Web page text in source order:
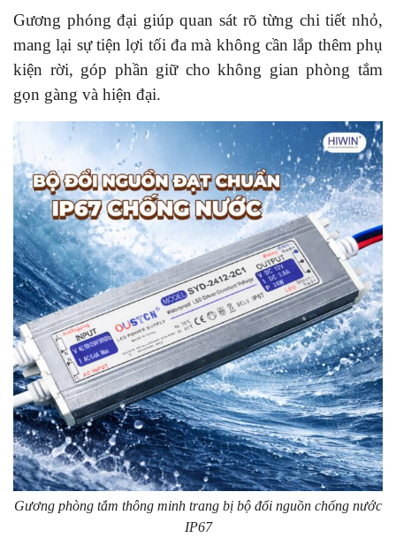
Gương phóng đại giúp quan sát rõ từng chi tiết nhỏ,
mang lại sự tiện lợi tối đa mà không cần lắp thêm phụ
kiện rời, góp phần giữ cho không gian phòng tắm
gọn gàng và hiện đại.
Gương phòng tắm thông minh trang bị bộ đổi nguồn chống nước
IP67